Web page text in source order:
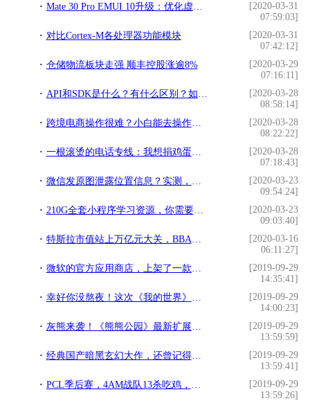
Mate 30 Pro EMUI 10升级：优化虚拟音量键灵敏度
[2020-03-31
07:59:03]
对比Cortex-M各处理器功能模块
[2020-03-31
07:42:12]
仓储物流板块走强 顺丰控股涨逾8%
[2020-03-29
07:16:11]
API和SDK是什么？有什么区别？如何测试SDK？
[2020-03-28
08:58:14]
跨境电商操作很难？小白能去操作吗？无货源店群基本没压力
[2020-03-28
08:22:22]
一根滚烫的电话专线：我想捐鸡蛋、红薯、凳子、口罩……
[2020-03-28
07:18:43]
微信发原图泄露位置信息？实测，这事并不简单
[2020-03-23
09:54:24]
210G全套小程序学习资源，你需要的都在这里
[2020-03-23
09:03:40]
特斯拉市值站上万亿元大关，BBA如何在“自动驾驶”上做空它？
[2020-03-16
06:11:27]
微软的官方应用商店，上架了一款最好用的QQ?
[2019-09-29
14:35:41]
幸好你没熬夜！这次《我的世界》嘉年华最大的亮点：免费领披风
[2019-09-29
14:00:23]
灰熊来袭！《熊熊公园》最新扩展包介绍
[2019-09-29
13:59:59]
经典国产暗黑玄幻大作，还曾记得血洗落马坡？
[2019-09-29
13:59:41]
PCL季后赛，4AM战队13杀吃鸡，并打下一处新地标：十葬坑
[2019-09-29
13:59:26]